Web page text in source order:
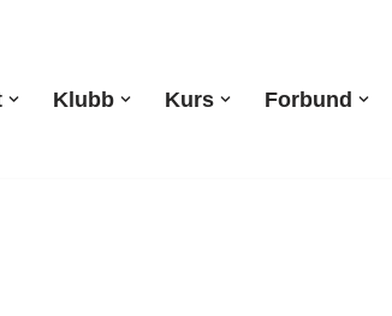
Klubb Kurs Forbund